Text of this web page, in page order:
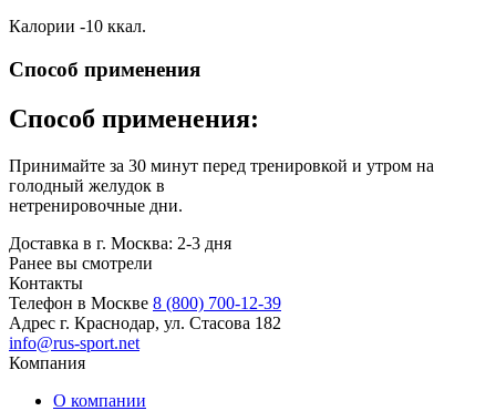
Калории -10 ккал.
Способ применения
Способ применения:
Принимайте за 30 минут перед тренировкой и утром на
голодный желудок в
нетренировочные дни.
Доставка в г. Москва: 2-3 дня
Ранее вы смотрели
Контакты
Телефон в Москве 8 (800) 700-12-39
Адрес г. Краснодар, ул. Стасова 182
info@rus-sport.net
Компания
О компании